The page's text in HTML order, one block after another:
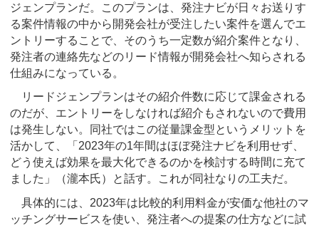
ジェンプランだ。このプランは、発注ナビが日々お送りす
る案件情報の中から開発会社が受注したい案件を選んでエ
ントリーすることで、そのうち一定数が紹介案件となり、
発注者の連絡先などのリード情報が開発会社へ知らされる
仕組みになっている。
リードジェンプランはその紹介件数に応じて課金される
のだが、エントリーをしなければ紹介もされないので費用
は発生しない。同社ではこの従量課金型というメリットを
活かして、「2023年の1年間はほぼ発注ナビを利用せず、
どう使えば効果を最大化できるのかを検討する時間に充て
ました」（瀧本氏）と話す。これが同社なりの工夫だ。
具体的には、2023年は比較的利用料金が安価な他社のマ
ッチングサービスを使い、発注者への提案の仕方などに試